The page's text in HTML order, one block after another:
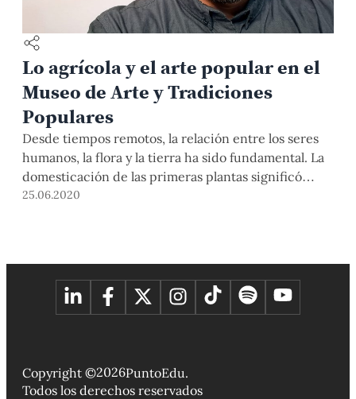
Lo agrícola y el arte popular en el
Museo de Arte y Tradiciones
Populares
Desde tiempos remotos, la relación entre los seres
humanos, la flora y la tierra ha sido fundamental. La
domesticación de las primeras plantas significó
mucho para la posterior sedentarización de los
25.06.2020
Copyright ©2026PuntoEdu.
Todos los derechos reservados